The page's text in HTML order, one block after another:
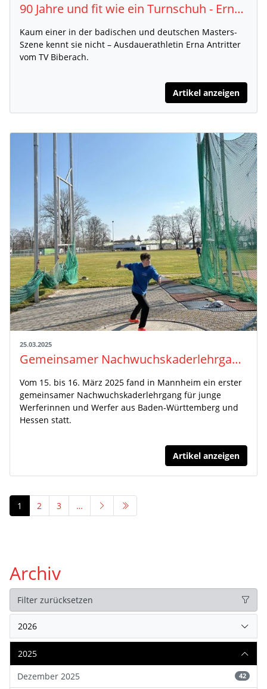
90 Jahre und fit wie ein Turnschuh - Erna Antritter
Kaum einer in der badischen und deutschen Masters-
Szene kennt sie nicht – Ausdauerathletin Erna Antritter
vom TV Biberach.
Artikel anzeigen
25.03.2025
Gemeinsamer Nachwuchskaderlehrgang für Werfer aus Baden-Württemberg und Hessen bereitet auf kommende Wettkämpfe vor
Vom 15. bis 16. März 2025 fand in Mannheim ein erster
gemeinsamer Nachwuchskaderlehrgang für junge
Werferinnen und Werfer aus Baden-Württemberg und
Hessen statt.
Artikel anzeigen
1 2 3 …
Archiv
Filter zurücksetzen
2026
2025
Dezember 2025
42